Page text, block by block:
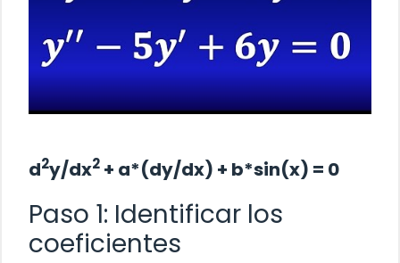
d2y/dx2 + a*(dy/dx) + b*sin(x) = 0
Paso 1: Identificar los
coeficientes